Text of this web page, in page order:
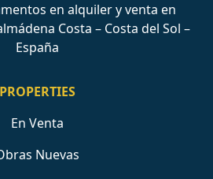
en alquiler y venta en
Costa – Costa del Sol –
España
PROPERTIES
En Venta
Nuevas